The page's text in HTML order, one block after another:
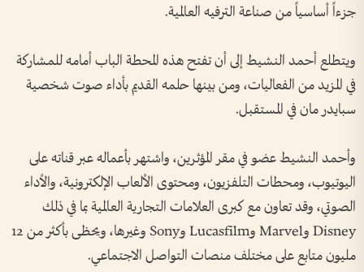
جزءاً أساسياً من صناعة الترفيه العالمية.
ويتطلع أحمد النشيط إلى أن تفتح هذه المحطة الباب أمامه للمشاركة
في المزيد من الفعاليات، ومن بينها حلمه القديم بأداء صوت شخصية
سبايدر مان في المستقبل.
وأحمد النشيط عضو في مقر المؤثرين، واشتهر بأعماله عبر قناته على
اليوتيوب، ومحطات التلفزيون، ومحتوى الألعاب الإلكترونية، والأداء
الصوتي، وقد تعاون مع كبرى العلامات التجارية العالمية بما في ذلك
Disney وMarvel وLucasfilm وSony وغيرها، ويحظى بأكثر من 12
مليون متابع على مختلف منصات التواصل الاجتماعي.